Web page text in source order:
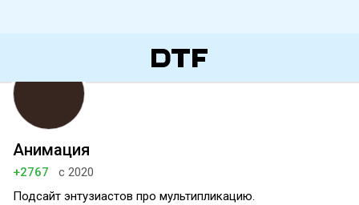
Анимация
+2767
с 2020
Подсайт энтузиастов про мультипликацию.